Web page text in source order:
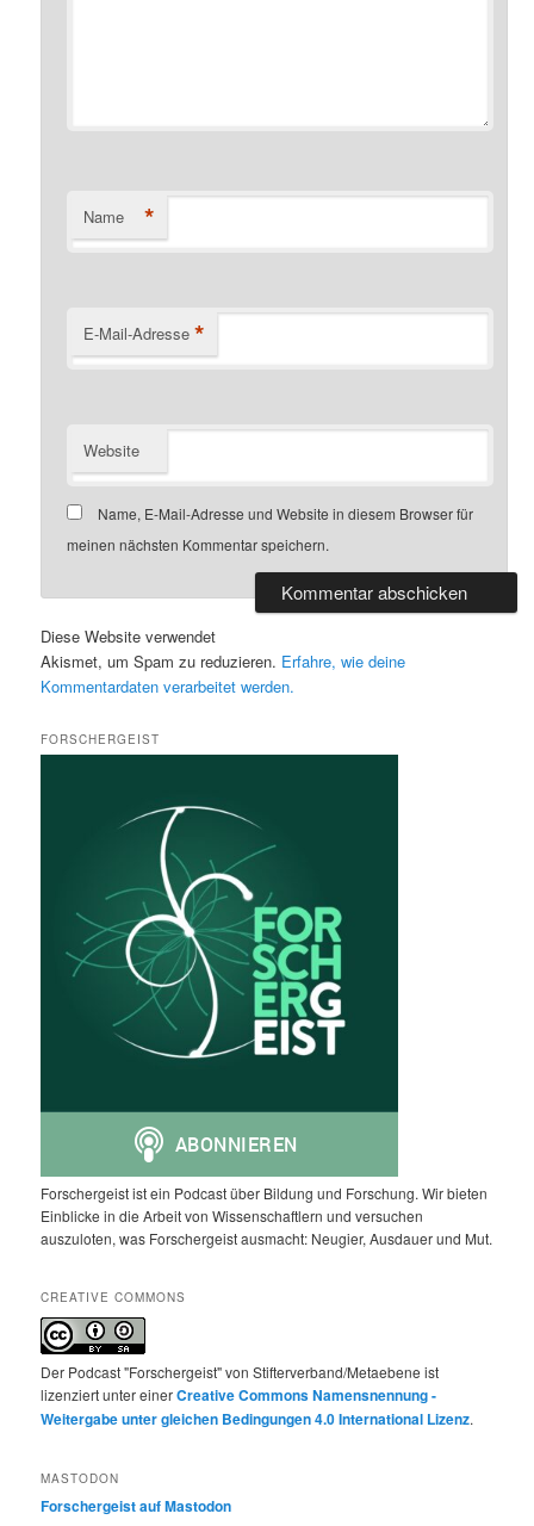
Name *
E-Mail-Adresse *
Website
Name, E-Mail-Adresse und Website in diesem Browser für
meinen nächsten Kommentar speichern.
Diese Website verwendet
Akismet, um Spam zu reduzieren. Erfahre, wie deine
Kommentardaten verarbeitet werden.
FORSCHERGEIST
Forschergeist ist ein Podcast über Bildung und Forschung. Wir bieten
Einblicke in die Arbeit von Wissenschaftlern und versuchen
auszuloten, was Forschergeist ausmacht: Neugier, Ausdauer und Mut.
CREATIVE COMMONS
Der Podcast "Forschergeist" von Stifterverband/Metaebene ist
lizenziert unter einerCreative Commons Namensnennung -
Weitergabe unter gleichen Bedingungen 4.0 International Lizenz.
MASTODON
Forschergeist auf Mastodon